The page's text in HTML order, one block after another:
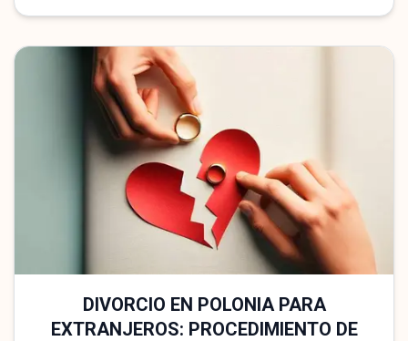
DIVORCIO EN POLONIA PARA
EXTRANJEROS: PROCEDIMIENTO DE